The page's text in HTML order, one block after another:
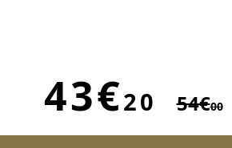
43€20 54€00